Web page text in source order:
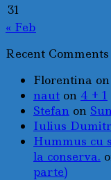
31
« Feb
Recent Comments
Florentina on
naut on 4 + 1
Stefan on
Iulius
Hummus cu
la conserva.
parte)